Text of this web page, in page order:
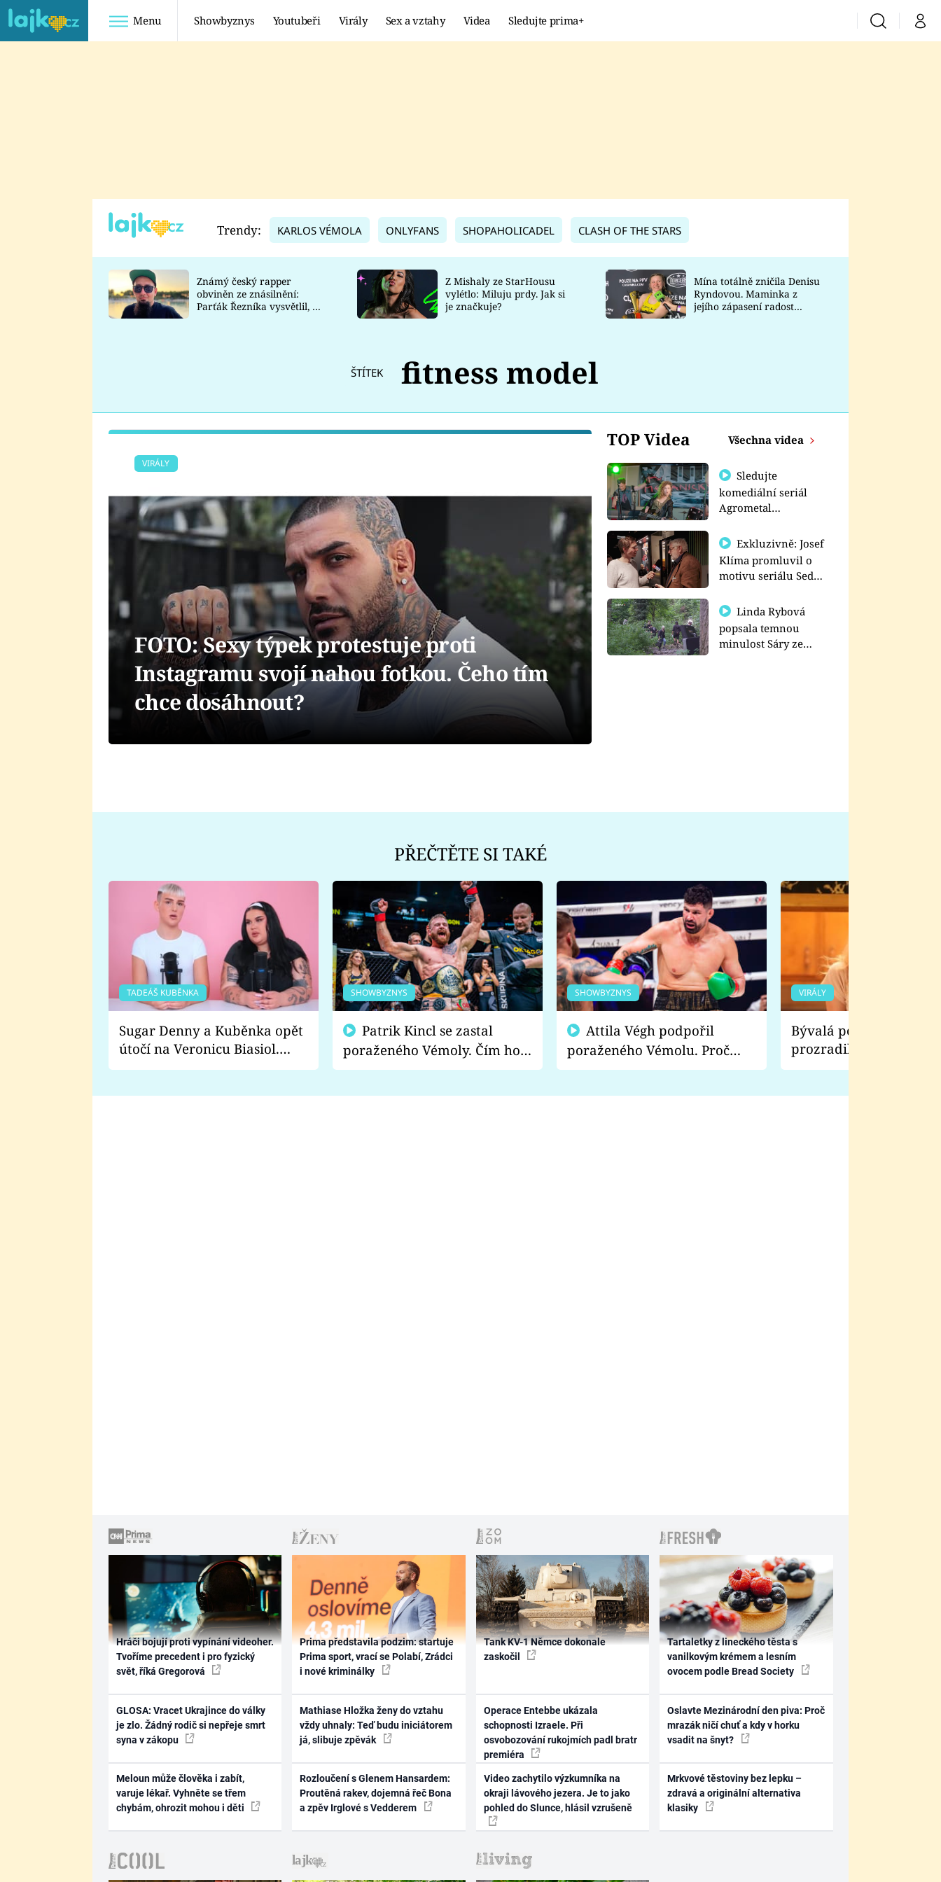
Menu Showbyznys Youtubeři Virály Sex a vztahy Videa Sledujte prima+ VyhledáváníMůj
TADEÁŠ KUBĚNKA
DATEL
Prima Lajk
Sledujte nás
Trendy: KARLOS VÉMOLA ONLYFANS SHOPAHOLICADEL CLASH OF THE STARS
Známý český rapper
obviněn ze znásilnění:
Parťák Řezníka vysvětlil, co
Z Mishaly ze StarHousu
vylétlo: Miluju prdy. Jak si
je značkuje?
Mína totálně zničila Denisu
Ryndovou. Maminka z
jejího zápasení radost
ŠTÍTEK fitness model
TOP Videa Všechna videa
Sledujte
komediální seriál
Agrometal
prima+
Exkluzivně: Josef
Klíma promluvil o
motivu seriálu Sedm
Linda Rybová
popsala temnou
minulost Sáry ze
VIRÁLY
FOTO: Sexy týpek protestuje proti
Instagramu svojí nahou fotkou. Čeho tím
chce dosáhnout?
PŘEČTĚTE SI TAKÉ
TADEÁŠ KUBĚNKA
Sugar Denny a Kuběnka opět
útočí na Veronicu Biasiol.
Proč je podle nich falešná a
SHOWBYZNYS
poraženého Vémoly. Čím ho
fanoušci naštvali?
SHOWBYZNYS
poraženého Vémolu. Proč
chce raději zápasit s ním než
VIRÁLY
Bývalá pornoherečka
prozradila, co ji
natáčení Euforie.
Hráči bojují proti vypínání videoher.
Tvoříme precedent i pro fyzický
svět, říká Gregorová
GLOSA: Vracet Ukrajince do války
je zlo. Žádný rodič si nepřeje smrt
syna v zákopu
Meloun může člověka i zabít,
varuje lékař. Vyhněte se třem
chybám, ohrozit mohou i děti
Prima představila podzim: startuje
Prima sport, vrací se Polabí, Zrádci
i nové kriminálky
Mathiase Hložka ženy do vztahu
vždy uhnaly: Teď budu iniciátorem
já, slibuje zpěvák
Rozloučení s Glenem Hansardem:
Proutěná rakev, dojemná řeč Bona
a zpěv Irglové s Vedderem
Tank KV-1 Němce dokonale
zaskočil
Operace Entebbe ukázala
schopnosti Izraele. Při
osvobozování rukojmích padl bratr
premiéra
Video zachytilo výzkumníka na
okraji lávového jezera. Je to jako
pohled do Slunce, hlásil vzrušeně
Tartaletky z lineckého těsta s
vanilkovým krémem a lesním
ovocem podle Bread Society
Oslavte Mezinárodní den piva: Proč
mrazák ničí chuť a kdy v horku
vsadit na šnyt?
Mrkvové těstoviny bez lepku –
zdravá a originální alternativa
klasiky